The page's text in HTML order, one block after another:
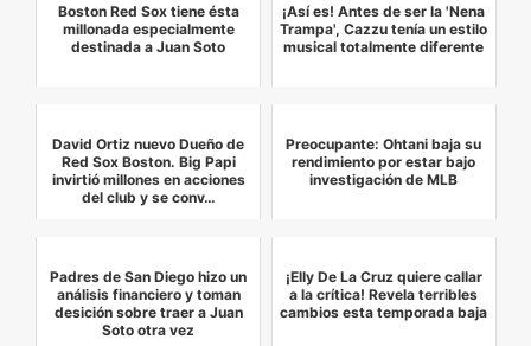
Boston Red Sox tiene ésta
millonada especialmente
destinada a Juan Soto
¡Así es! Antes de ser la 'Nena
Trampa', Cazzu tenía un estilo
musical totalmente diferente
David Ortiz nuevo Dueño de
Red Sox Boston. Big Papi
invirtió millones en acciones
del club y se conv…
Preocupante: Ohtani baja su
rendimiento por estar bajo
investigación de MLB
Padres de San Diego hizo un
análisis financiero y toman
desición sobre traer a Juan
Soto otra vez
¡Elly De La Cruz quiere callar
a la crítica! Revela terribles
cambios esta temporada baja